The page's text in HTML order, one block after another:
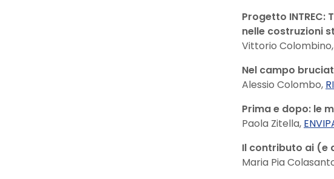
Progetto
nelle costruzioni
Vittorio Colombino,
Nel campo
Alessio Colombo,
Prima e dopo: le
Paola Zitella,
Il contributo ai (e
Maria Pia